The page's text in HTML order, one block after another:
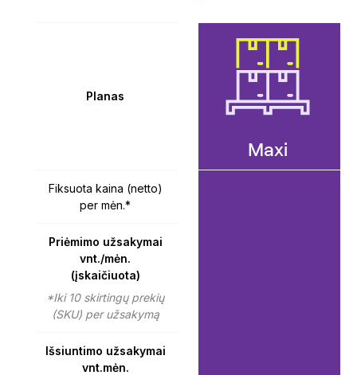
Planas
Maxi
Fiksuota kaina (netto)
per mėn.*
Priėmimo užsakymai
vnt./mėn.
(įskaičiuota)
*Iki 10 skirtingų prekių
(SKU) per užsakymą
Išsiuntimo užsakymai
vnt.mėn.